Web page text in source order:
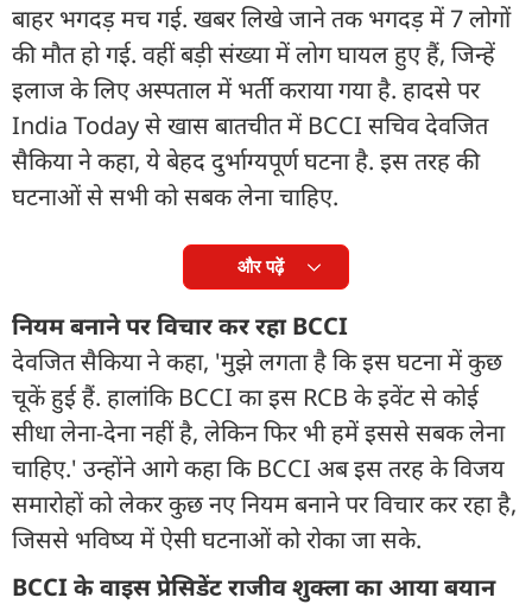
बाहर भगदड़ मच गई. खबर लिखे जाने तक भगदड़ में 7 लोगों
की मौत हो गई. वहीं बड़ी संख्या में लोग घायल हुए हैं, जिन्हें
इलाज के लिए अस्पताल में भर्ती कराया गया है. हादसे पर
India Today से खास बातचीत में BCCI सचिव देवजित
सैकिया ने कहा, ये बेहद दुर्भाग्यपूर्ण घटना है. इस तरह की
घटनाओं से सभी को सबक लेना चाहिए.
और पढ़ें
नियम बनाने पर विचार कर रहा BCCI
देवजित सैकिया ने कहा, 'मुझे लगता है कि इस घटना में कुछ
चूकें हुई हैं. हालांकि BCCI का इस RCB के इवेंट से कोई
सीधा लेना-देना नहीं है, लेकिन फिर भी हमें इससे सबक लेना
चाहिए.' उन्होंने आगे कहा कि BCCI अब इस तरह के विजय
समारोहों को लेकर कुछ नए नियम बनाने पर विचार कर रहा है,
जिससे भविष्य में ऐसी घटनाओं को रोका जा सके.
BCCI के वाइस प्रेसिडेंट राजीव शुक्ला का आया बयान